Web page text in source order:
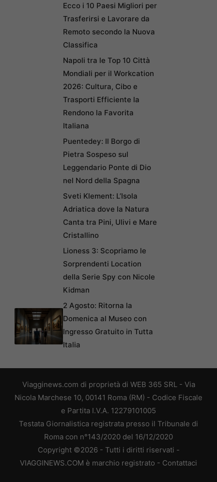
Ecco i 10 Paesi Migliori per
Trasferirsi e Lavorare da
Remoto secondo la Nuova
Classifica
Napoli tra le Top 10 Città
Mondiali per il Workcation
2026: Cultura, Cibo e
Trasporti Efficiente la
Rendono la Favorita
Italiana
Puentedey: Il Borgo di
Pietra Sospeso sul
Leggendario Ponte di Dio
nel Nord della Spagna
Sveti Klement: L’Isola
Adriatica dove la Natura
Canta tra Pini, Ulivi e Mare
Cristallino
Lioness 3: Scopriamo le
Sorprendenti Location
della Serie Spy con Nicole
Kidman
2 Agosto: Ritorna la
Domenica al Museo con
Ingresso Gratuito in Tutta
Italia
Viagginews.com di proprietà di WEB 365 SRL - Via
Nicola Marchese 10, 00141 Roma (RM) - Codice Fiscale
e Partita I.V.A. 12279101005
Testata Giornalistica registrata presso il Tribunale di
Roma con n°143/2020 del 16/12/2020
Copyright ©2026 - Tutti i diritti riservati -
VIAGGINEWS.COM è marchio registrato - Contattaci